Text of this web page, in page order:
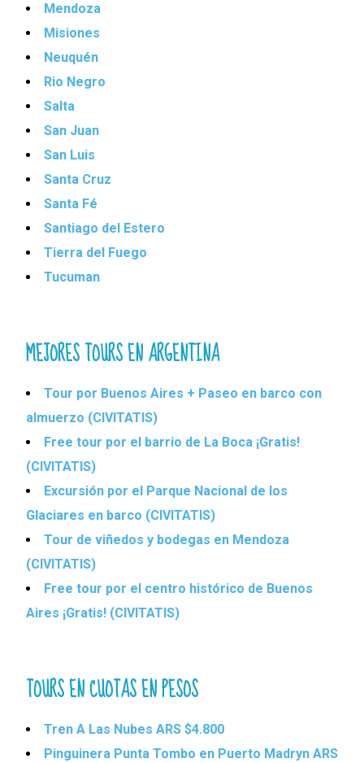
Mendoza
Misiones
Neuquén
Rio Negro
Salta
San Juan
San Luis
Santa Cruz
Santa Fé
Santiago del Estero
Tierra del Fuego
Tucuman
MEJORES TOURS EN ARGENTINA
Tour por Buenos Aires + Paseo en barco con
almuerzo (CIVITATIS)
Free tour por el barrio de La Boca ¡Gratis!
(CIVITATIS)
Excursión por el Parque Nacional de los
Glaciares en barco (CIVITATIS)
Tour de viñedos y bodegas en Mendoza
(CIVITATIS)
Free tour por el centro histórico de Buenos
Aires ¡Gratis! (CIVITATIS)
TOURS EN CUOTAS EN PESOS
Tren A Las Nubes ARS $4.800
Pinguinera Punta Tombo en Puerto Madryn ARS